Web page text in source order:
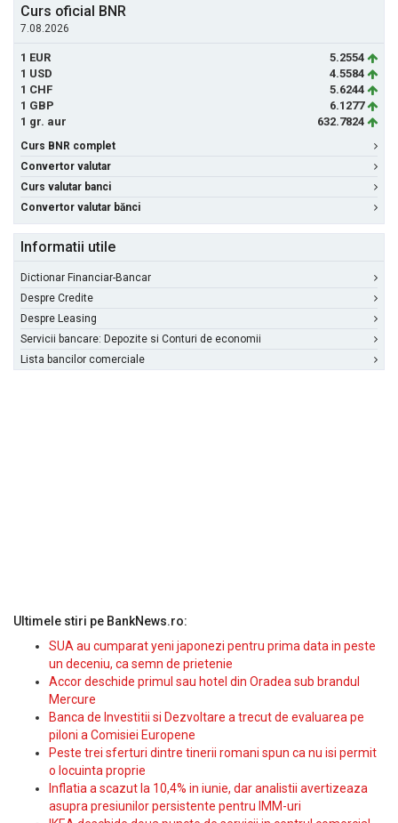
Curs oficial BNR
7.08.2026
1 EUR
5.2554
1 USD
4.5584
1 CHF
5.6244
1 GBP
6.1277
1 gr. aur
632.7824
Curs BNR complet
Convertor valutar
Curs valutar banci
Convertor valutar bănci
Informatii utile
Dictionar Financiar-Bancar
Despre Credite
Despre Leasing
Servicii bancare: Depozite si Conturi de economii
Lista bancilor comerciale
Ultimele stiri pe BankNews.ro:
SUA au cumparat yeni japonezi pentru prima data in peste
un deceniu, ca semn de prietenie
Accor deschide primul sau hotel din Oradea sub brandul
Mercure
Banca de Investitii si Dezvoltare a trecut de evaluarea pe
piloni a Comisiei Europene
Peste trei sferturi dintre tinerii romani spun ca nu isi permit
o locuinta proprie
Inflatia a scazut la 10,4% in iunie, dar analistii avertizeaza
asupra presiunilor persistente pentru IMM-uri